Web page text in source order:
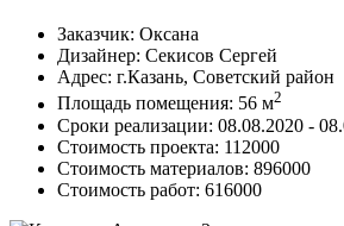
Заказчик: Оксана
Дизайнер: Секисов Сергей
Адрес: г.Казань, Советский район
Площадь помещения: 56 м2
Сроки реализации: 08.08.2020 -
Стоимость проекта: 112000
Стоимость материалов: 896000
Стоимость работ: 616000